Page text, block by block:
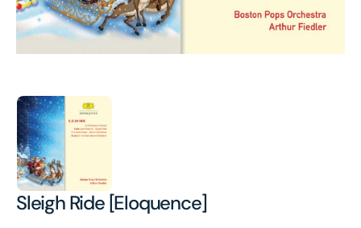
Sleigh Ride [Eloquence]